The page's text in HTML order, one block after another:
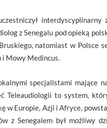
interdyscyplinarny
z Senegalu pod opieką
natomiast w Polsce
i Mowy Medincus.
specjalistami mające
Teleaudiologii to system,
Europie, Azji i Afryce,
z Senegalem był możliwy